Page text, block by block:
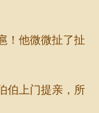
他微微扯了扯
上门提亲，所